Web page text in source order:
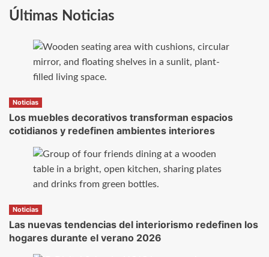
Últimas Noticias
Noticias
Los muebles decorativos transforman espacios
cotidianos y redefinen ambientes interiores
Noticias
Las nuevas tendencias del interiorismo redefinen los
hogares durante el verano 2026